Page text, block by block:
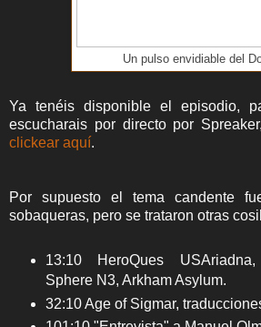
Un pulso envidiable del
Ya tenéis disponible el episodio,
escucharais por directo por
clickear aquí.
Por supuesto el tema candente
sobaqueras, pero se trataron otras
13:10 HeroQues
Sphere N3, Arkham Asylum.
32:10 Age of Sigmar,